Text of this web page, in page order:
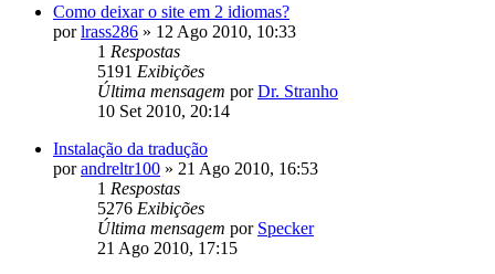
Como deixar o site em 2 idiomas?
porlrass286 » 12 Ago 2010, 10:33
1 Respostas
5191 Exibições
Última mensagem porDr. Stranho
10 Set 2010, 20:14
Instalação da tradução
porandreltr100 » 21 Ago 2010, 16:53
1 Respostas
5276 Exibições
Última mensagem por Specker
21 Ago 2010, 17:15